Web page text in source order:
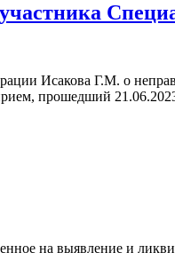
Исакова Г.М. о
прошедший
на выявление и